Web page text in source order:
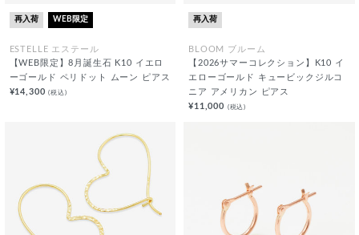
再入荷 WEB限定
ESTELLE エステール
【WEB限定】8月誕生石 K10 イエロ
ーゴールド ペリドット ムーン ピアス
¥14,300(税込)
再入荷
BLOOM ブルーム
【2026サマーコレクション】K10 イ
エローゴールド キュービックジルコ
ニア アメリカン ピアス
¥11,000 (税込)